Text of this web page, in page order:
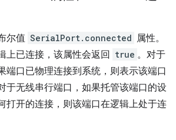
尔值 SerialPort.connected 属性。
上已连接，该属性会返回
true 。对于
端口已物理连接到系统，则表示该端口
于无线串行端口，如果托管该端口的设
打开的连接，则该端口在逻辑上处于连